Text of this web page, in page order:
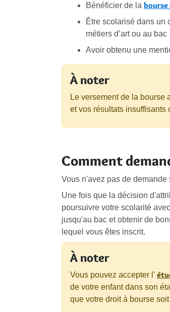
Bénéficier de la bourse
Être scolarisé dans un
métiers d’art ou au bac
Avoir obtenu une
À noter
Le versement de la bourse
et vos résultats insuffisants
Comment
Vous n'avez pas de
Une fois que la décision
poursuivre votre scolarité
jusqu'au bac et obtenir de
lequel vous êtes inscrit.
À noter
Vous pouvez accepter l’
de votre enfant dans son
que votre droit à bourse